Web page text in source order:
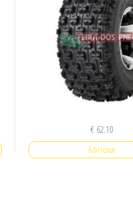
€ 62.10
Adicionar